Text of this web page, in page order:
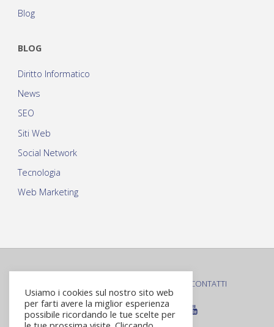
Blog
BLOG
Diritto Informatico
News
SEO
Siti Web
Social Network
Tecnologia
Web Marketing
CONTATTI
Usiamo i cookies sul nostro sito web
per farti avere la miglior esperienza
possibile ricordando le tue scelte per